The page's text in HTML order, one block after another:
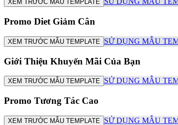
XEM TRƯỚC MẪU TEMPLATE
Promo Diet Giảm Cân
XEM TRƯỚC MẪU TEMPLATE SỬ DỤNG MẪU
Giới Thiệu Khuyến Mãi Của Bạn
XEM TRƯỚC MẪU TEMPLATE SỬ DỤNG MẪU
Promo Tương Tác Cao
XEM TRƯỚC MẪU TEMPLATE SỬ DỤNG MẪU